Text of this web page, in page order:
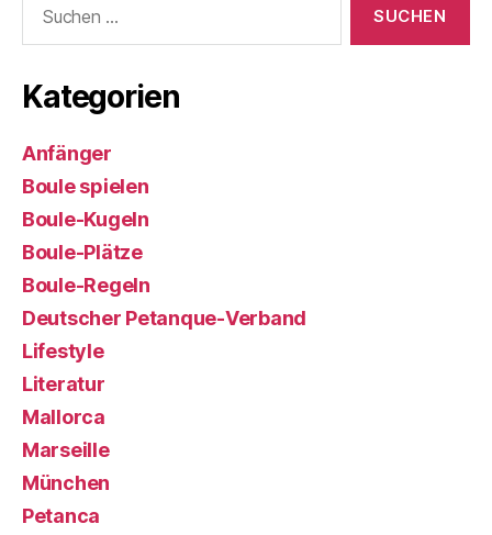
nach:
Kategorien
Anfänger
Boule spielen
Boule-Kugeln
Boule-Plätze
Boule-Regeln
Deutscher Petanque-Verband
Lifestyle
Literatur
Mallorca
Marseille
München
Petanca